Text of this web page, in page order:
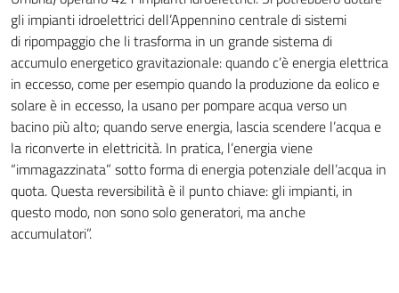
gli impianti idroelettrici dell’Appennino centrale di sistemi
di ripompaggio che li trasforma in un grande sistema di
accumulo energetico gravitazionale: quando c’è energia elettrica
in eccesso, come per esempio quando la produzione da eolico e
solare è in eccesso, la usano per pompare acqua verso un
bacino più alto; quando serve energia, lascia scendere l’acqua e
la riconverte in elettricità. In pratica, l’energia viene
“immagazzinata” sotto forma di energia potenziale dell’acqua in
quota. Questa reversibilità è il punto chiave: gli impianti, in
questo modo, non sono solo generatori, ma anche
accumulatori”.